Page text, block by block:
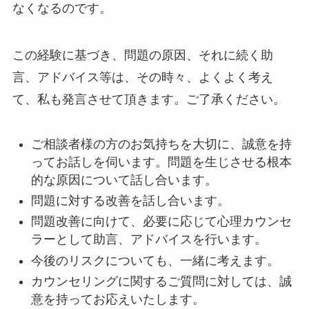
なくなるのです。
この経験に基づき、問題の原因、それに続く助
言、アドバイス等は、その時々、よくよく考え
て、私も発言させて頂きます。ご了承ください。
ご相談者様の方のお気持ちを大切に、誠意を持
ってお話しを伺います。問題を生じさせる根本
的な原因について話し合います。
問題に対する改善を話し合います。
問題改善に向けて、必要に応じて心理カウンセ
ラーとして助言、アドバイスを行います。
今後のリスクについても、一緒に考えます。
カウンセリングに関するご質問に対しては、誠
意を持ってお応えいたします。